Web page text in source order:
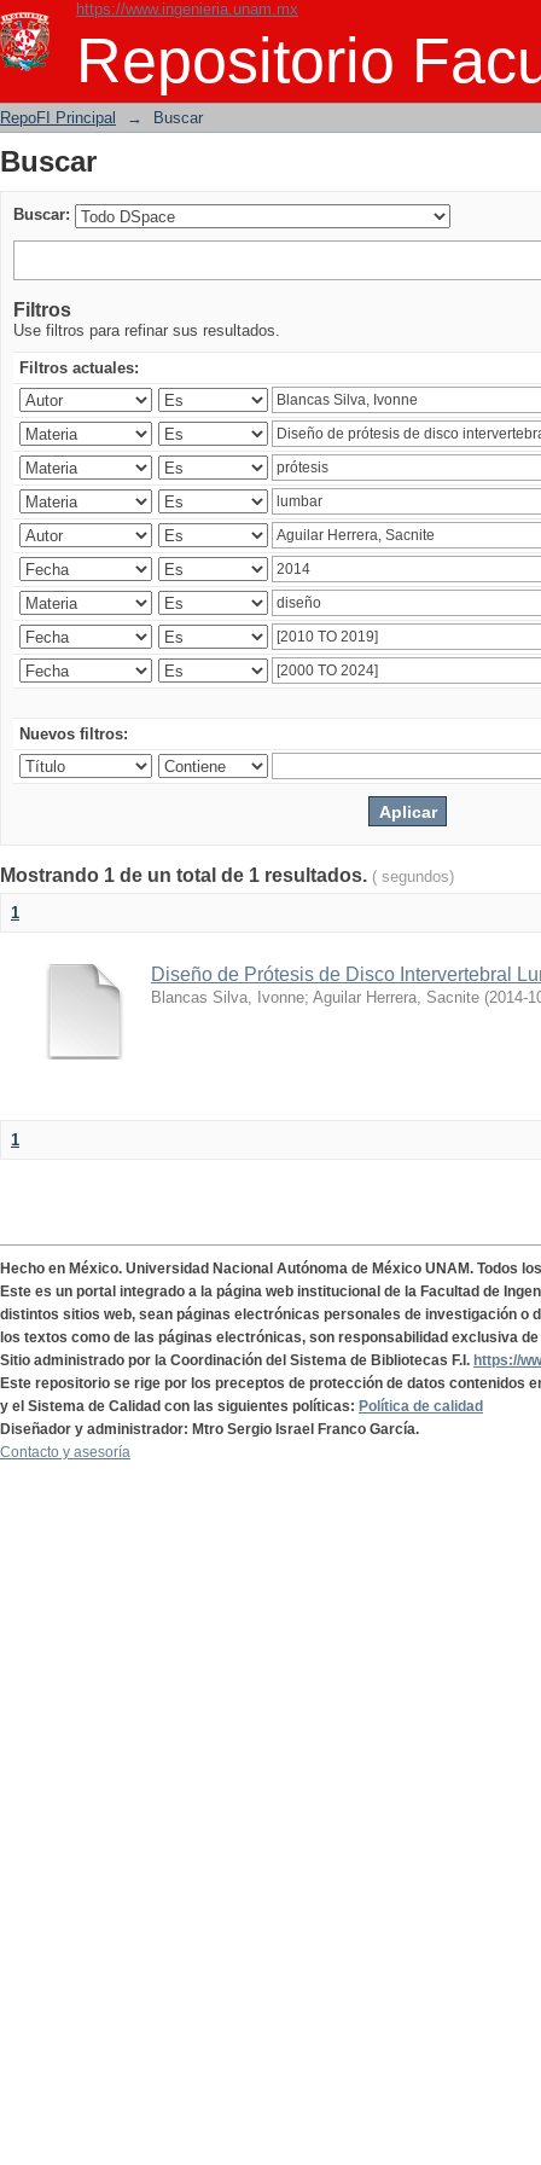
https://www.ingenieria.unam.mx
Repositorio
Buscar
RepoFI Principal → Buscar
Buscar
Buscar:
Filtros
Use filtros para refinar sus resultados.
Filtros actuales:
Nuevos filtros:
Mostrando 1 de un total de 1 resultados. ( segundos)
1
Diseño de Prótesis de Disco Intervertebral
Blancas Silva, Ivonne; Aguilar Herrera, Sacnite (2014-
1
Hecho en México. Universidad Nacional Autónoma de México UNAM. Todos
Este es un portal integrado a la página web institucional de la Facultad de
distintos sitios web, sean páginas electrónicas personales de investigación o
los textos como de las páginas electrónicas, son responsabilidad exclusiva
Sitio administrado por la Coordinación del Sistema de Bibliotecas F.I. https://
Este repositorio se rige por los preceptos de protección de datos contenidos
y el Sistema de Calidad con las siguientes políticas: Política de calidad
Diseñador y administrador: Mtro Sergio Israel Franco García.
Contacto y asesoría